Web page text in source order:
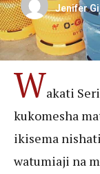
Jenifer
Wakati
kukomesha
ikisema
watumiaji na